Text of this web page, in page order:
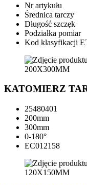
Nr artykułu
Średnica tarczy
Długość szczęk
Podziałka pomiar
Kod klasyfikacji
KATOMIERZ
25480401
200mm
300mm
0-180°
EC012158